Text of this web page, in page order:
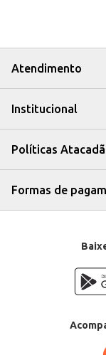
Ideal para um jantar
Pode ser servido em
tinto de qualidade aos
Atendimento
Institucional
Políticas
Formas de